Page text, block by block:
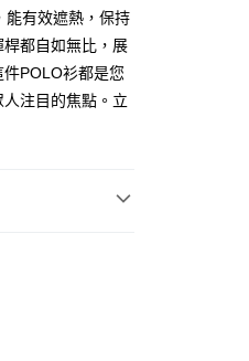
分期系統評分，恕
算日後寄送繳費提
直營門市／銀行轉
公司）所提供，讓
將買賣／分期付
集、處理及利
AFTEE先享後
要取消訂單，請聯
，需透過AFTEE
示為準，若有關於
「AFTEE先享後
能有效遮熱，保持
都自如無比，展
POLO衫都是您
注目的焦點。立